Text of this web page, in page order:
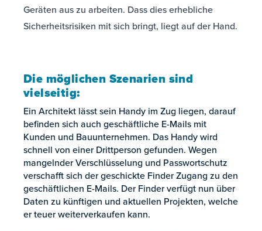
Geräten aus zu arbeiten. Dass dies erhebliche
Sicherheitsrisiken mit sich bringt, liegt auf der Hand.
Die möglichen Szenarien sind
vielseitig:
Ein Architekt lässt sein Handy im Zug liegen, darauf
befinden sich auch geschäftliche E-Mails mit
Kunden und Bauunternehmen. Das Handy wird
schnell von einer Drittperson gefunden. Wegen
mangelnder Verschlüsselung und Passwortschutz
verschafft sich der geschickte Finder Zugang zu den
geschäftlichen E-Mails. Der Finder verfügt nun über
Daten zu künftigen und aktuellen Projekten, welche
er teuer weiterverkaufen kann.